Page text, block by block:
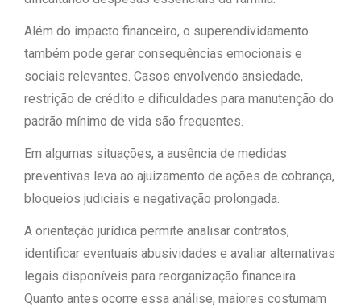
Além do impacto financeiro, o superendividamento
também pode gerar consequências emocionais e
sociais relevantes. Casos envolvendo ansiedade,
restrição de crédito e dificuldades para manutenção do
padrão mínimo de vida são frequentes.
Em algumas situações, a ausência de medidas
preventivas leva ao ajuizamento de ações de cobrança,
bloqueios judiciais e negativação prolongada.
A orientação jurídica permite analisar contratos,
identificar eventuais abusividades e avaliar alternativas
legais disponíveis para reorganização financeira.
Quanto antes ocorre essa análise, maiores costumam